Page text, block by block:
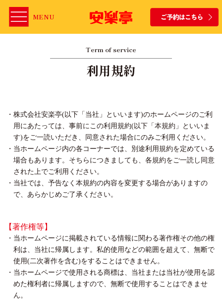
MENU
Term of service
利用規約
株式会社安楽亭(以下「当社」といいます)のホームページのご利
用にあたっては、事前にこの利用規約(以下「本規約」といいま
す)をご一読いただき、同意された場合にのみご利用ください。
当ホームページ内の各コーナーでは、別途利用規約を定めている
場合もあります。そちらにつきましても、各規約をご一読し同意
された上でご利用ください。
当社では、予告なく本規約の内容を変更する場合がありますの
で、あらかじめご了承ください。
【著作権等】
当ホームページに掲載されている情報に関わる著作権その他の権
利は、当社に帰属します。私的使用などの範囲を超えて、無断で
使用(二次著作を含む)をすることはできません。
当ホームページで使用される商標は、当社または当社が使用を認
めた権利者に帰属しますので、無断で使用することはできませ
ん。